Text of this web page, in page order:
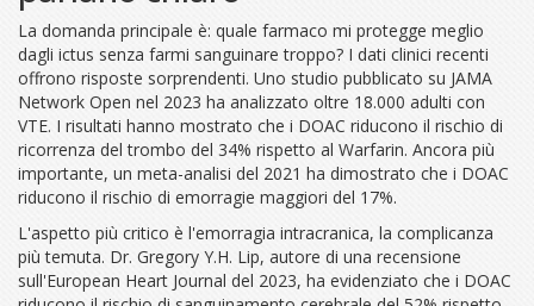
La domanda principale è: quale farmaco mi protegge meglio
dagli ictus senza farmi sanguinare troppo? I dati clinici recenti
offrono risposte sorprendenti. Uno studio pubblicato su JAMA
Network Open nel 2023 ha analizzato oltre 18.000 adulti con
VTE. I risultati hanno mostrato che i DOAC riducono il rischio di
ricorrenza del trombo del 34% rispetto al Warfarin. Ancora più
importante, un meta-analisi del 2021 ha dimostrato che i DOAC
riducono il rischio di emorragie maggiori del 17%.
L'aspetto più critico è l'emorragia intracranica, la complicanza
più temuta. Dr. Gregory Y.H. Lip, autore di una recensione
sull'European Heart Journal del 2023, ha evidenziato che i DOAC